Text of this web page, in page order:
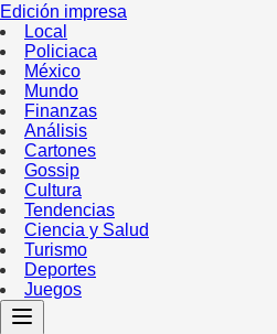
Edición impresa
Local
Policiaca
México
Mundo
Finanzas
Análisis
Cartones
Gossip
Cultura
Tendencias
Ciencia y Salud
Turismo
Deportes
Juegos